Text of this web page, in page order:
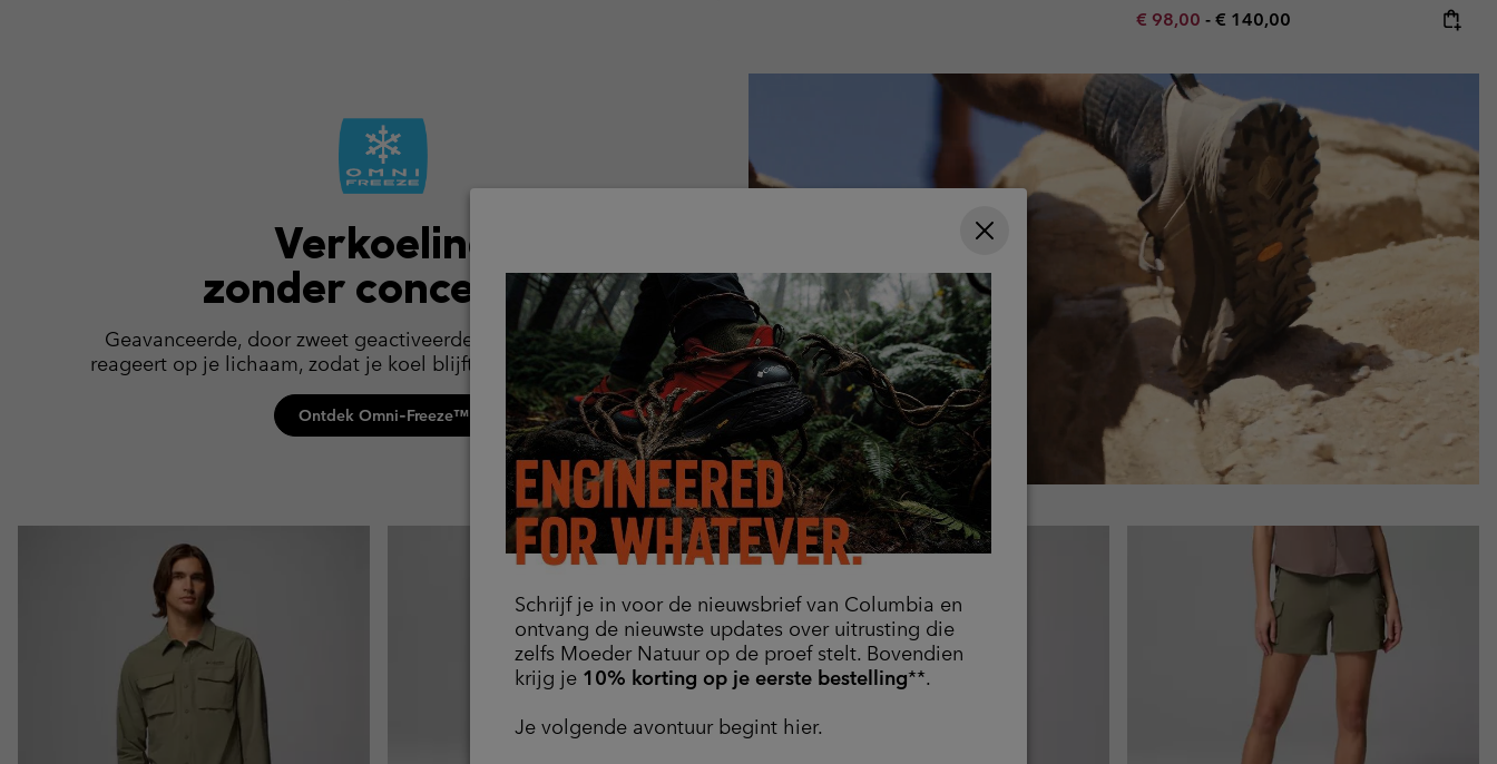
Schrijf je in voor de nieuwsbrief van Columbia en
ontvang de nieuwste updates over uitrusting die
zelfs Moeder Natuur op de proef stelt. Bovendien
krijg je 10% korting op je eerste bestelling**.
Je volgende avontuur begint hier.
Minimum sale price:
€ 98,00 - Maximum price:
€ 140,00
Verkoeling
zonder concessies
Geavanceerde, door zweet geactiveerde koeltechnologie die
reageert op je lichaam, zodat je koel blijft als het warmer wordt.
Ontdek Omni‑Freeze™